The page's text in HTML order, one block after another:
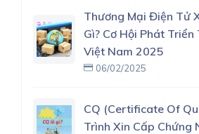
Thương Mại Điện Tử
Gì? Cơ Hội Phát
Việt Nam 2025
06/02/2025
CQ (Certificate Of
Trình Xin Cấp Chứng